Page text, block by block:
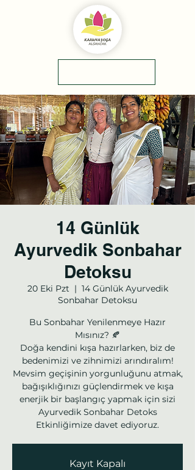
14 Günlük
Ayurvedik Sonbahar
Detoksu
20 Eki Pzt
  |
14 Günlük Ayurvedik
Sonbahar Detoksu
Bu Sonbahar Yenilenmeye Hazır
Mısınız? 🍂
Doğa kendini kışa hazırlarken, biz de
bedenimizi ve zihnimizi arındıralım!
Mevsim geçişinin yorgunluğunu atmak,
bağışıklığınızı güçlendirmek ve kışa
enerjik bir başlangıç yapmak için sizi
Ayurvedik Sonbahar Detoks
Etkinliğimize davet ediyoruz.
Kayıt Kapalı